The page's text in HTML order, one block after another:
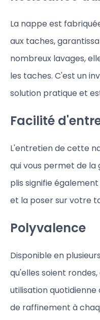
La nappe est
aux taches,
nombreux lavages,
les taches. C'est un
solution pratique et
Facilité
L'entretien de cette
qui vous permet de
plis signifie
et la poser sur votre
Polyvalence
Disponible en
qu'elles soient
utilisation
de raffinement à